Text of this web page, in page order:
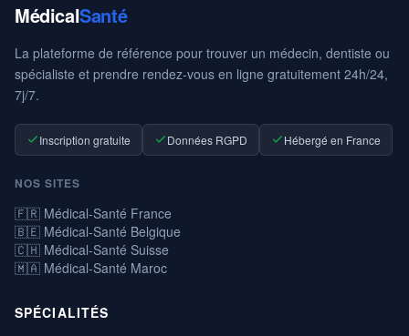
MédicalSanté
La plateforme de référence pour trouver un médecin, dentiste ou
spécialiste et prendre rendez-vous en ligne gratuitement 24h/24,
7j/7.
Inscription gratuite Données RGPD Hébergé en France
NOS SITES
🇫🇷 Médical-Santé France
🇧🇪 Médical-Santé Belgique
🇨🇭 Médical-Santé Suisse
🇲🇦 Médical-Santé Maroc
SPÉCIALITÉS